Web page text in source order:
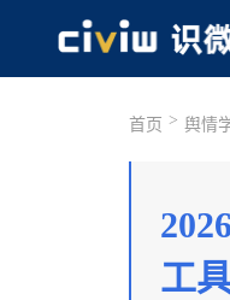
首页 > 舆情
工